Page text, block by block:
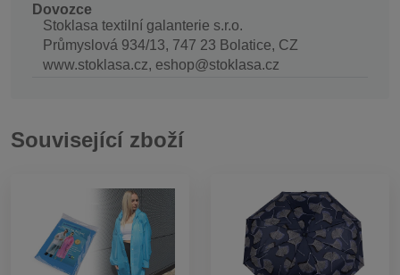
Dovozce
Stoklasa textilní galanterie s.r.o.
Průmyslová 934/13, 747 23 Bolatice, CZ
www.stoklasa.cz, eshop@stoklasa.cz
Související zboží